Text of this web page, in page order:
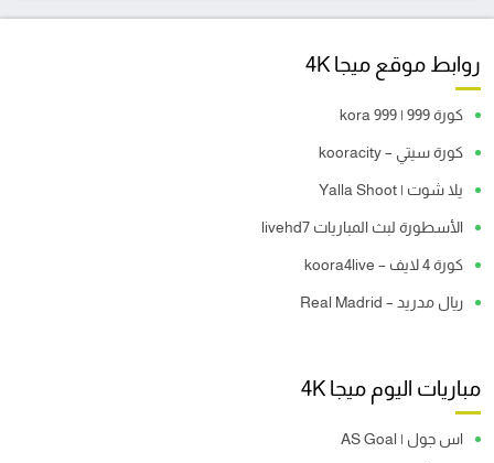
روابط موقع ميجا 4K
كورة 999 | kora 999
كورة سيتي – kooracity
يلا شوت | Yalla Shoot
الأسطورة لبث المباريات livehd7
كورة 4 لايف – koora4live
ريال مدريد – Real Madrid
مباريات اليوم ميجا 4K
اس جول | AS Goal